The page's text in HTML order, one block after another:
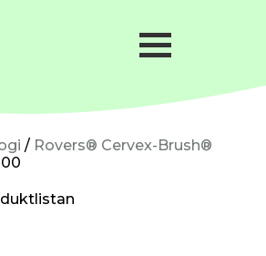
/ Rovers® Cervex-Brush®